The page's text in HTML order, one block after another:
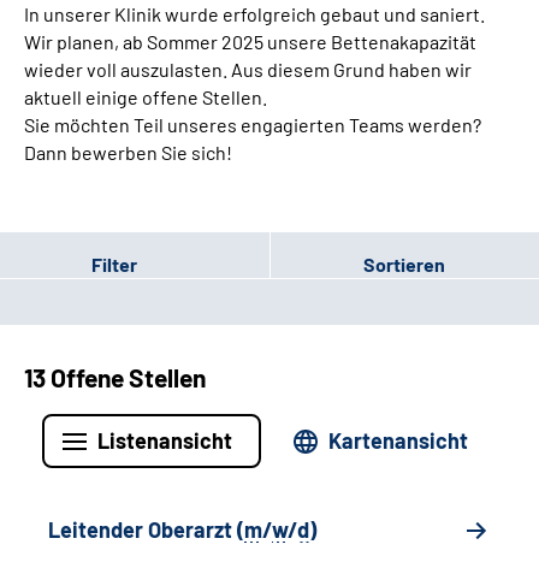
In unserer Klinik wurde erfolgreich gebaut und saniert.
Wir planen, ab Sommer 2025 unsere Bettenakapazität
wieder voll auszulasten. Aus diesem Grund haben wir
aktuell einige offene Stellen.
Sie möchten Teil unseres engagierten Teams werden?
Dann bewerben Sie sich!
Filter Sortieren
13 Offene Stellen
Listenansicht Kartenansicht
Leitender Oberarzt (m/w/d)